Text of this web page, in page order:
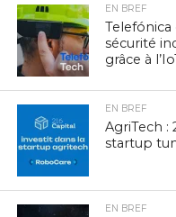
EN BREF
sécurité
grâce à
EN BREF
AgriTech :
startup
EN BREF